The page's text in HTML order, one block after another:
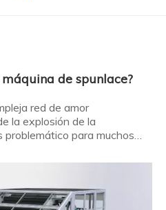
de spunlace?
red de amor
la explosión de la
problemático para muchos
no tejido adecuado entre
de encaje hilado? Aquí
una sp